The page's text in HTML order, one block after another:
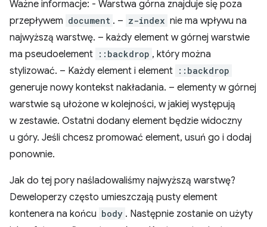
Ważne informacje: - Warstwa górna znajduje się poza
przepływem document . – z-index nie ma wpływu na
najwyższą warstwę. – każdy element w górnej warstwie
ma pseudoelement ::backdrop , który można
stylizować. – Każdy element i element ::backdrop
generuje nowy kontekst nakładania. – elementy w górnej
warstwie są ułożone w kolejności, w jakiej występują
w zestawie. Ostatni dodany element będzie widoczny
u góry. Jeśli chcesz promować element, usuń go i dodaj
ponownie.
Jak do tej pory naśladowaliśmy najwyższą warstwę?
Deweloperzy często umieszczają pusty element
kontenera na końcu body . Następnie zostanie on użyty